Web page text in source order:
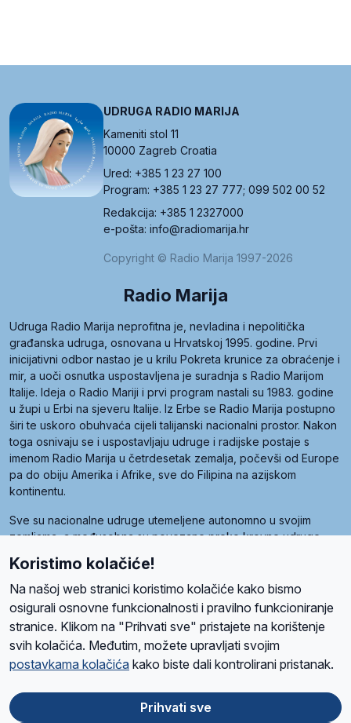
UDRUGA RADIO MARIJA
Kameniti stol 11
10000 Zagreb Croatia
Ured: +385 1 23 27 100
Program: +385 1 23 27 777; 099 502 00 52
Redakcija: +385 1 2327000
e-pošta: info@radiomarija.hr
Copyright © Radio Marija 1997-2026
Radio Marija
Udruga Radio Marija neprofitna je, nevladina i nepolitička
građanska udruga, osnovana u Hrvatskoj 1995. godine. Prvi
inicijativni odbor nastao je u krilu Pokreta krunice za obraćenje i
mir, a uoči osnutka uspostavljena je suradnja s Radio Marijom
Italije. Ideja o Radio Mariji i prvi program nastali su 1983. godine
u župi u Erbi na sjeveru Italije. Iz Erbe se Radio Marija postupno
širi te uskoro obuhvaća cijeli talijanski nacionalni prostor. Nakon
toga osnivaju se i uspostavljaju udruge i radijske postaje s
imenom Radio Marija u četrdesetak zemalja, počevši od Europe
pa do obiju Amerika i Afrike, sve do Filipina na azijskom
kontinentu.
Sve su nacionalne udruge utemeljene autonomno u svojim
zemljama, a međusobna su povezane preko krovne udruge
Radio Maria). Svjetsku obitelj utemeljilo je sedam članica, među
kojima je i hrvatska Udruga Radio Marija.
O namaRadio ProgramVolonteriPrijateljiKontaktPravila privatnosti
Ova stranica je zaštićena Google reCAPTCHA sustavom
Koristimo kolačiće!
Na našoj web stranici koristimo kolačiće kako bismo
osigurali osnovne funkcionalnosti i pravilno funkcioniranje
stranice. Klikom na "Prihvati sve" pristajete na korištenje
svih kolačića. Međutim, možete upravljati svojim
postavkama kolačića kako biste dali kontrolirani pristanak.
Prihvati sve